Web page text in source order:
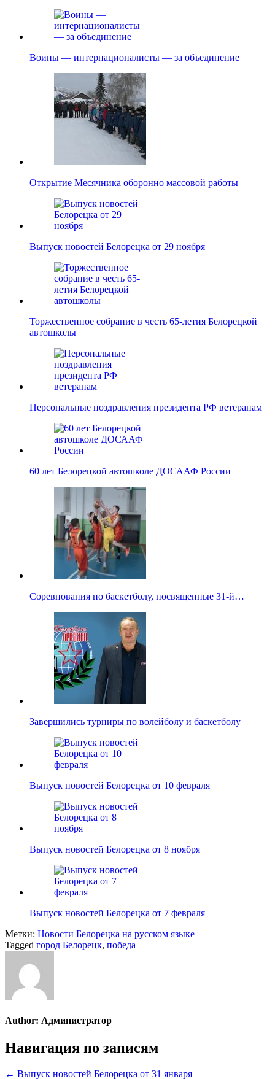
Воины — интернационалисты — за объединение
Открытие Месячника оборонно массовой работы
Выпуск новостей Белорецка от 29 ноября
Торжественное собрание в честь 65-летия Белорецкой
автошколы
Персональные поздравления президента РФ ветеранам
60 лет Белорецкой автошколе ДОСААФ России
Соревнования по баскетболу, посвященные 31-й…
Завершились турниры по волейболу и баскетболу
Выпуск новостей Белорецка от 10 февраля
Выпуск новостей Белорецка от 8 ноября
Выпуск новостей Белорецка от 7 февраля
Метки: Новости Белорецка на русском языке
Tagged город Белорецк, победа
Author: Администратор
Навигация по записям
← Выпуск новостей Белорецка от 31 января